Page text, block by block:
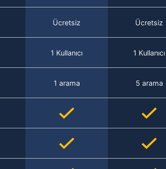
Ücretsiz Ücretsiz
1 Kullanıcı 1 Kullanıcı
1 arama 5 arama